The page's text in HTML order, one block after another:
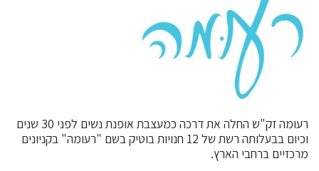
רעומה זק"ש החלה את דרכה כמעצבת אופנת נשים לפני 30 שנים
וכיום בבעלותה רשת של 12 חנויות בוטיק בשם "רעומה" בקניונים
מרכזיים ברחבי הארץ.